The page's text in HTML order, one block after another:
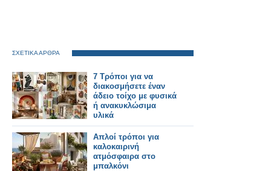
ΣΧΕΤΙΚΑ ΑΡΘΡΑ
7 Τρόποι για να
διακοσμήσετε έναν
άδειο τοίχο με φυσικά
ή ανακυκλώσιμα
υλικά
Απλοί τρόποι για
καλοκαιρινή
ατμόσφαιρα στο
μπαλκόνι